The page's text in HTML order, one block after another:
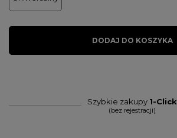
DODAJ DO KOSZYKA
Szybkie zakupy 1-Click
(bez rejestracji)